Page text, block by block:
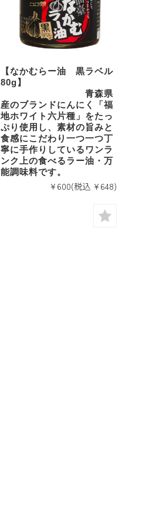
【なかむらー油 黒ラベル
80g】
青森県
産のブランドにんにく「福
地ホワイト六片種」をたっ
ぷり使用し、素材の旨みと
食感にこだわり一つ一つ丁
寧に手作りしているワンラ
ンク上の食べるラー油・万
能調味料です。
¥600(税込 ¥648)